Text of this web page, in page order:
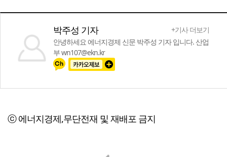
박주성 기자
+기사 더보기
안녕하세요 에너지경제 신문 박주성 기자 입니다. 산업
부 wn107@ekn.kr
ⓒ 에너지경제,무단전재 및 재배포 금지